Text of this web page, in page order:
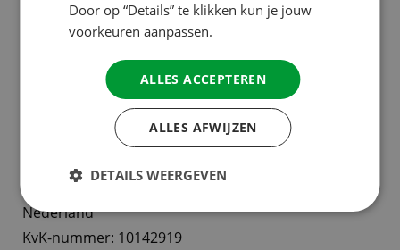
Bedrijfsgegevens ACSI
Hieronder vindt u alle relevante bedrijfsgegevens
van ACSI voor uw eigen administratie.
Handelsregister Kamer van Koophandel, Arnhem,
Nederland
KvK-nummer: 10142919
Door op “Details” te klikken kun je jouw
voorkeuren aanpassen.
ALLES ACCEPTEREN
ALLES AFWIJZEN
DETAILS WEERGEVEN